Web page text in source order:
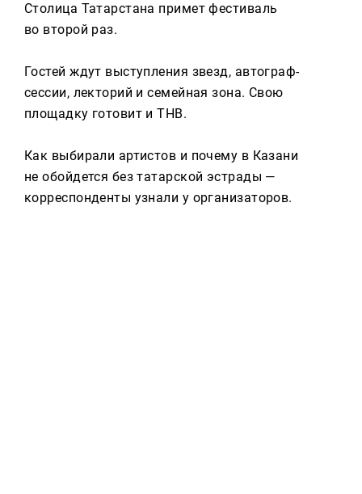
Для связи
reception@tnvtv.ru
Столица Татарстана примет фестиваль
во второй раз.
Гостей ждут выступления звезд, автограф-
сессии, лекторий и семейная зона. Свою
площадку готовит и ТНВ.
Как выбирали артистов и почему в Казани
не обойдется без татарской эстрады —
корреспонденты узнали у организаторов.